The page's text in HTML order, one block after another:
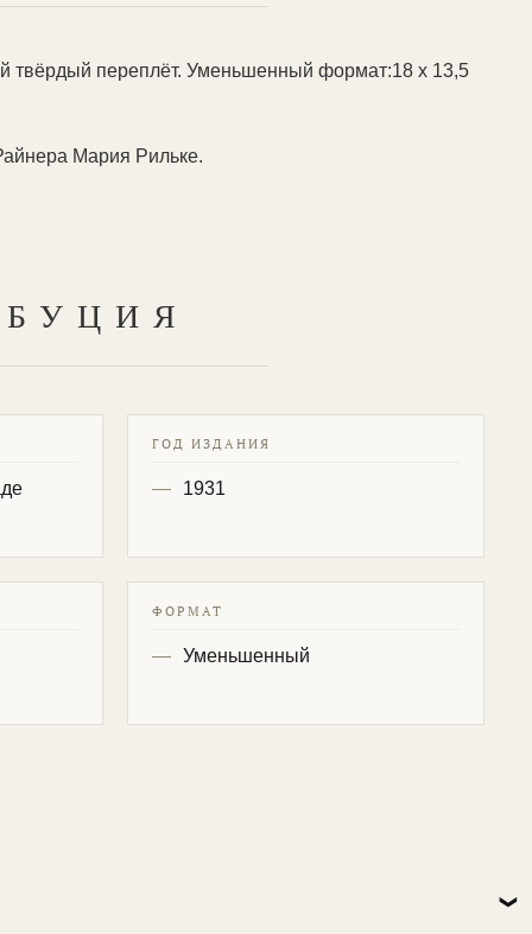
твёрдый переплёт. Уменьшенный формат:18 х 13,5
Мария Рильке.
ГОД ИЗДАНИЯ
1931
ФОРМАТ
Уменьшенный